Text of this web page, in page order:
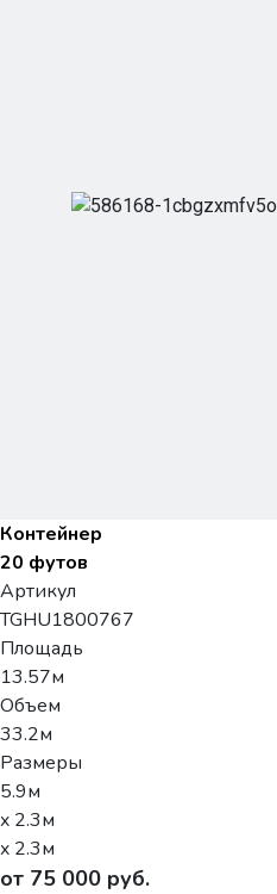
Контейнер
20 футов
Артикул
TGHU1800767
Площадь
13.57м
Объем
33.2м
Размеры
5.9м
x 2.3м
x 2.3м
от 75 000 руб.